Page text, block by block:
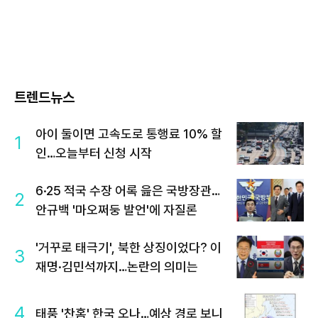
트렌드뉴스
1
아이 둘이면 고속도로 통행료 10% 할
인…오늘부터 신청 시작
2
6·25 적국 수장 어록 읊은 국방장관…
안규백 '마오쩌둥 발언'에 자질론
3
'거꾸로 태극기', 북한 상징이었다? 이
재명·김민석까지…논란의 의미는
4 태풍 '찬홈' 한국 오나…예상 경로 보니